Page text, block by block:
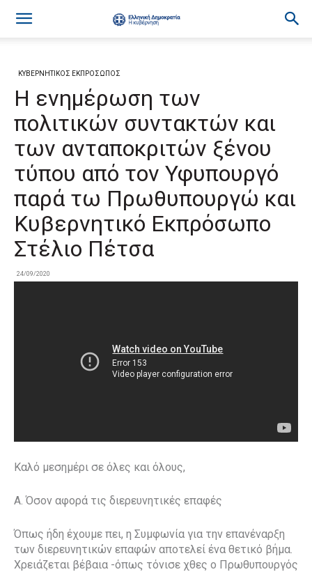
ΚΥΒΕΡΝΗΤΙΚΟΣ ΕΚΠΡΟΣΩΠΟΣ
Η ενημέρωση των
πολιτικών συντακτών και
των ανταποκριτών ξένου
τύπου από τον Υφυπουργό
παρά τω Πρωθυπουργώ και
Κυβερνητικό Εκπρόσωπο
Στέλιο Πέτσα
24/09/2020
Καλό μεσημέρι σε όλες και όλους,
A. Όσον αφορά τις διερευνητικές επαφές
Όπως ήδη έχουμε πει, η Συμφωνία για την επανέναρξη
των διερευνητικών επαφών αποτελεί ένα θετικό βήμα.
Χρειάζεται βέβαια -όπως τόνισε χθες ο Πρωθυπουργός